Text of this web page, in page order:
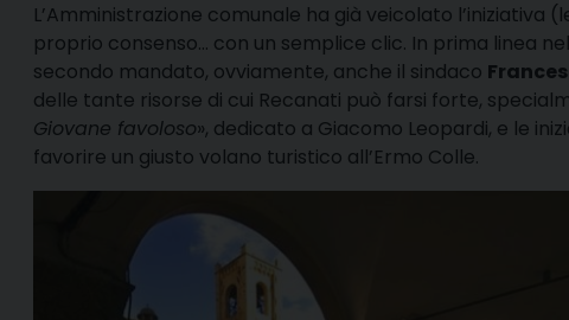
L’Amministrazione comunale ha già veicolato l’iniziativa
proprio consenso… con un semplice clic. In prima linea
secondo mandato, ovviamente, anche il sindaco
delle tante risorse di cui Recanati può farsi forte,
Giovane favoloso», dedicato a Giacomo Leopardi, e le
favorire un giusto volano turistico all’Ermo Colle.